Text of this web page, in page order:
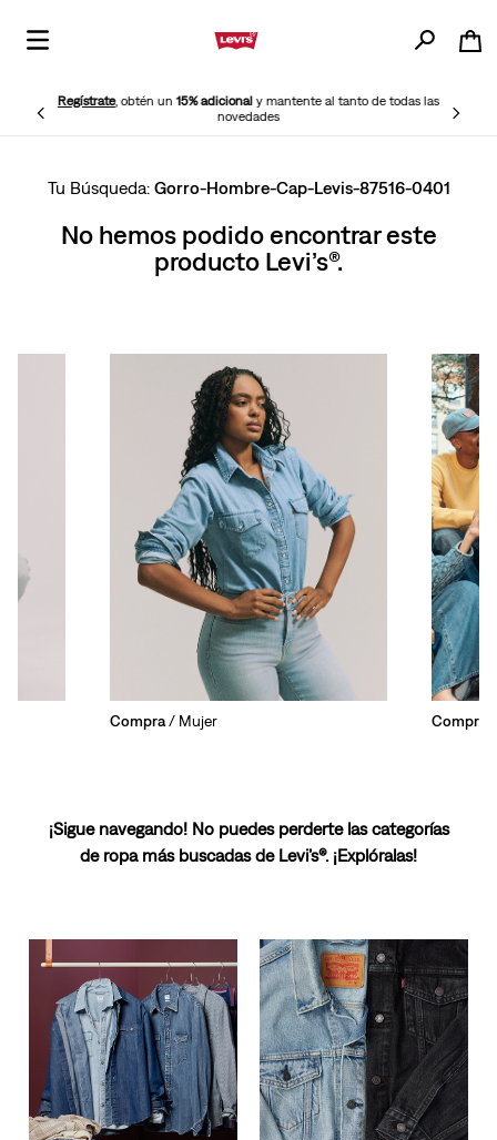
Regístrate, obtén un15% adicionaly mantente al tanto de todas las
novedades
Gorro-Hombre-Cap-Levis-87516-0401
No hemos podido encontrar este
producto Levi’s®.
Compra/ Mujer Compra
¡Sigue navegando! No puedes perderte las categorías
de ropa más buscadas de Levi’s®. ¡Explóralas!